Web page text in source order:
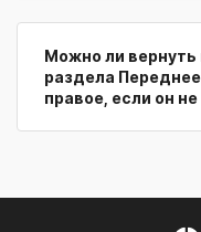
Можно ли вернуть
раздела
правое, если он